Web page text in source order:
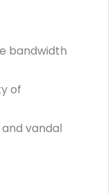
bandwidth
of
vandal